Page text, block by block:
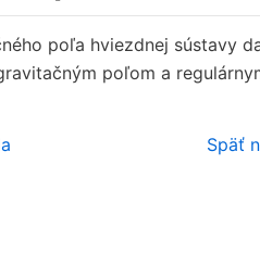
poľa hviezdnej sústavy
poľom a
Späť